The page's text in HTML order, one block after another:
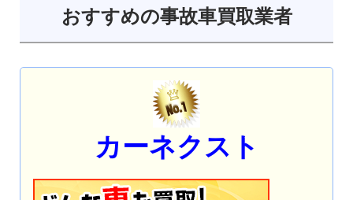
おすすめの事故車買取業者
カーネクスト